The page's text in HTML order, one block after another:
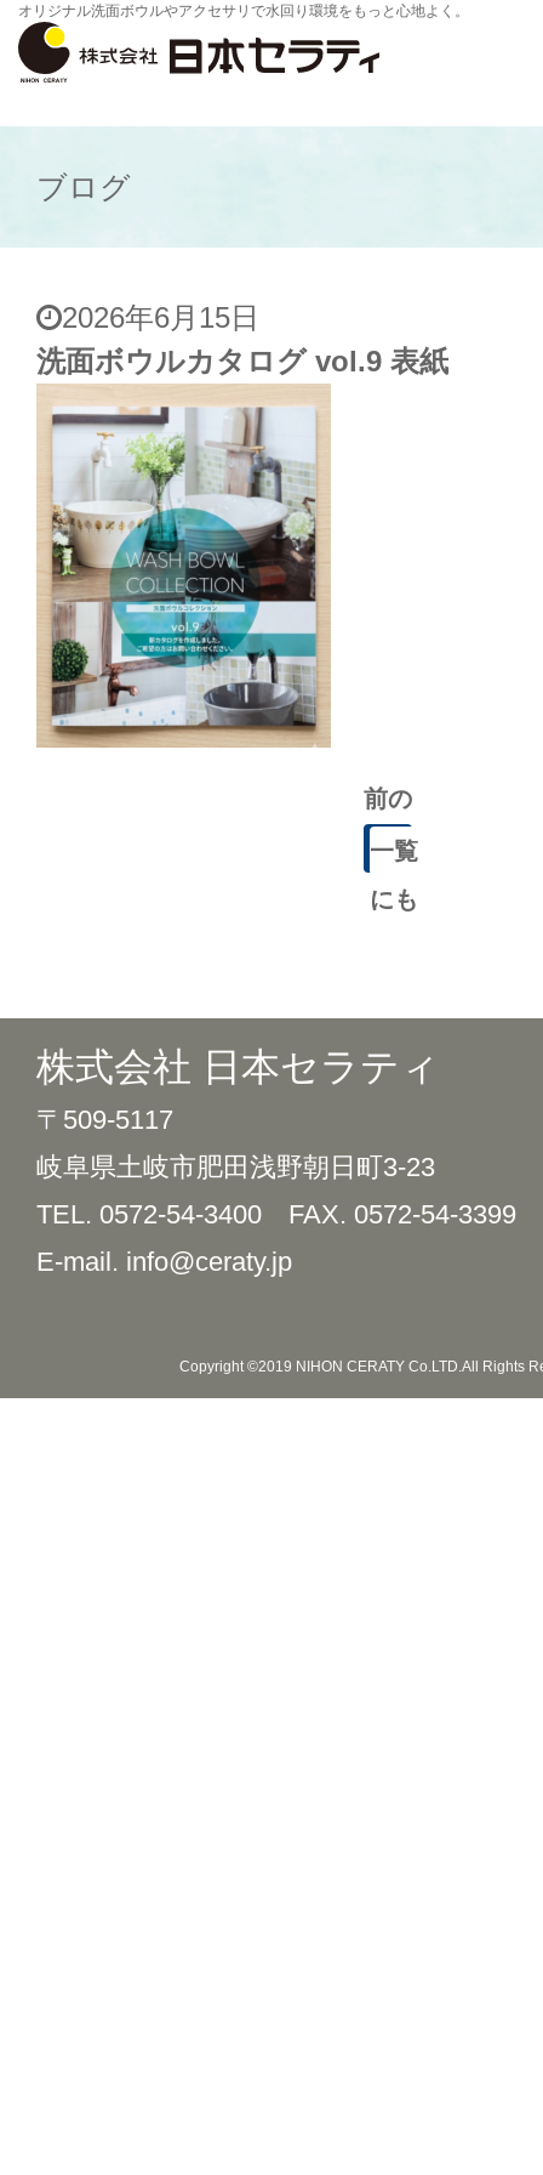
オリジナル洗面ボウルやアクセサリで水回り環境をもっと心地よく。
ブログ
2026年6月15日
洗面ボウルカタログ vol.9 表紙
前の
記事
一覧
にも
株式会社 日本セラティ
〒509-5117
岐阜県土岐市肥田浅野朝日町3-23
TEL. 0572-54-3400 FAX. 0572-54-3399
E-mail. info@ceraty.jp
Copyright ©2019 NIHON CERATY Co.LTD.All Rights